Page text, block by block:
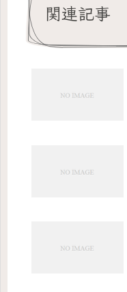
関連記事